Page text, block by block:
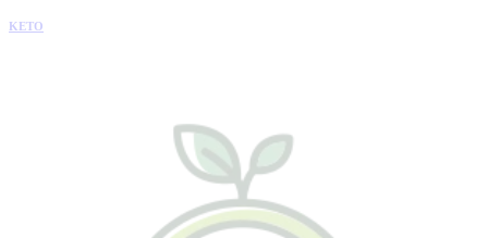
KETO